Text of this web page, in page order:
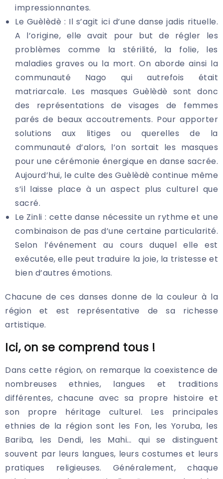
impressionnantes.
Le Guèlèdè : Il s’agit ici d’une danse jadis rituelle.
A l’origine, elle avait pour but de régler les
problèmes comme la stérilité, la folie, les
maladies graves ou la mort. On aborde ainsi la
communauté Nago qui autrefois était
matriarcale. Les masques Guèlèdè sont donc
des représentations de visages de femmes
parés de beaux accoutrements. Pour apporter
solutions aux litiges ou querelles de la
communauté d’alors, l’on sortait les masques
pour une cérémonie énergique en danse sacrée.
Aujourd’hui, le culte des Guèlèdè continue même
s’il laisse place à un aspect plus culturel que
sacré.
Le Zinli : cette danse nécessite un rythme et une
combinaison de pas d’une certaine particularité.
Selon l’événement au cours duquel elle est
exécutée, elle peut traduire la joie, la tristesse et
bien d’autres émotions.
Chacune de ces danses donne de la couleur à la
région et est représentative de sa richesse
artistique.
Ici, on se comprend tous !
Dans cette région, on remarque la coexistence de
nombreuses ethnies, langues et traditions
différentes, chacune avec sa propre histoire et
son propre héritage culturel. Les principales
ethnies de la région sont les Fon, les Yoruba, les
Bariba, les Dendi, les Mahi… qui se distinguent
souvent par leurs langues, leurs costumes et leurs
pratiques religieuses. Généralement, chaque